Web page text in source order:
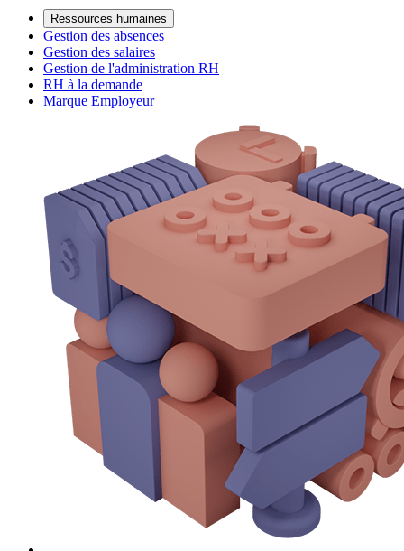
Ressources humaines
Gestion des absences
Gestion des salaires
Gestion de l'administration RH
RH à la demande
Marque Employeur